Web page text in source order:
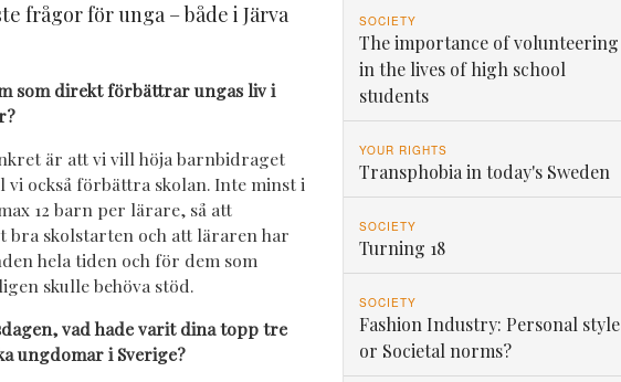
frågor för unga – både i Järva
som direkt förbättrar ungas liv i
är att vi vill höja barnbidraget
vi också förbättra skolan. Inte minst i
12 barn per lärare, så att
skolstarten och att läraren har
hela tiden och för dem som
skulle behöva stöd.
vad hade varit dina topp tre
ungdomar i Sverige?
SOCIETY
The importance of volunteering
in the lives of high school
students
YOUR RIGHTS
Transphobia in today's Sweden
SOCIETY
Turning 18
SOCIETY
Fashion Industry: Personal style
or Societal norms?